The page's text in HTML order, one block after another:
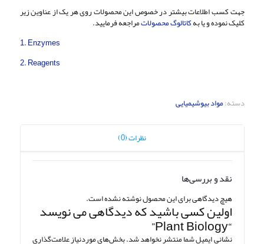
جهت کسب اطلاعات بیشتر در خصوص این محصولات روی هر یک از عناوین زیر
کلیک نموده و یا بهکاتالوگ محصولاتمراجعه فرمایید.
1. Enzymes
2. Reagents
دسته:مواد بیوشیمیایی
نظرات (0)
نقد و بررسی‌ها
هیچ دیدگاهی برای این محصول نوشته نشده است.
اولین کسی باشید که دیدگاهی می نویسد
“Plant Biology”
نشانی ایمیل شما منتشر نخواهد شد.بخش‌های موردنیاز علامت‌گذاری